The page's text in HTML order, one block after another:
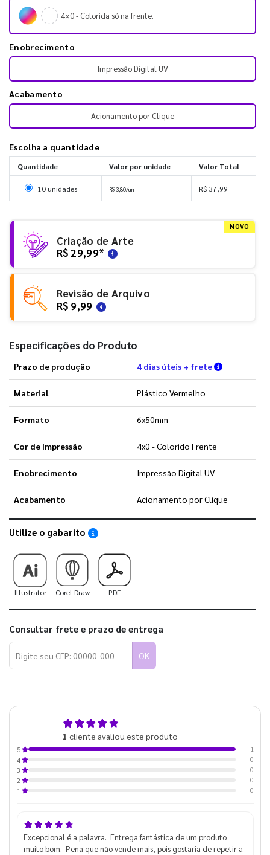
4×0 - Colorida só na frente.
Enobrecimento
Impressão Digital UV
Acabamento
Acionamento por Clique
Escolha a quantidade
Quantidade Valor por unidade Valor Total
Selecionar 10 unidades
10 unidades R$ 3,80/un R$ 37,99
NOVO
Criação de Arte
R$ 29,99*
Revisão de Arquivo
R$ 9,99
Especificações do Produto
Prazo de produção 4 dias úteis + frete Verifique
Material Plástico Vermelho
Formato 6x50mm
Cor de Impressão 4x0 - Colorido Frente
Enobrecimento Impressão Digital UV
Acabamento Acionamento por Clique
Utilize o gabarito Saiba como utilizar os nossos gabaritos
Illustrator Corel Draw PDF
Consultar frete e prazo de entrega
OK
1 cliente avaliou este produto
5
1
4
0
3
0
2
0
1
0
Excepcional é a palavra. Entrega fantástica de um produto
muito bom. Pena que não vende mais, pois gostaria de repetir a